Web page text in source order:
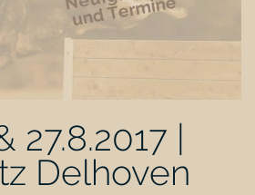
27.8.2017 |
Delhoven